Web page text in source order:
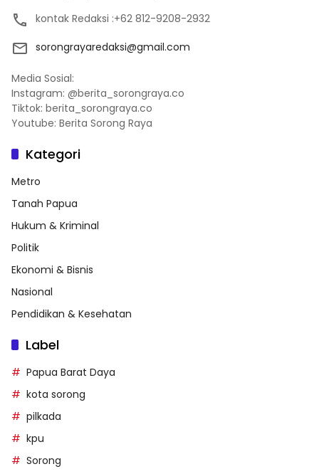
kontak Redaksi :+62 812-9208-2932
sorongrayaredaksi@gmail.com
Media Sosial:
Instagram: @berita_sorongraya.co
Tiktok: berita_sorongraya.co
Youtube: Berita Sorong Raya
Kategori
Metro
Tanah Papua
Hukum & Kriminal
Politik
Ekonomi & Bisnis
Nasional
Pendidikan & Kesehatan
Label
Papua Barat Daya
kota sorong
pilkada
kpu
Sorong